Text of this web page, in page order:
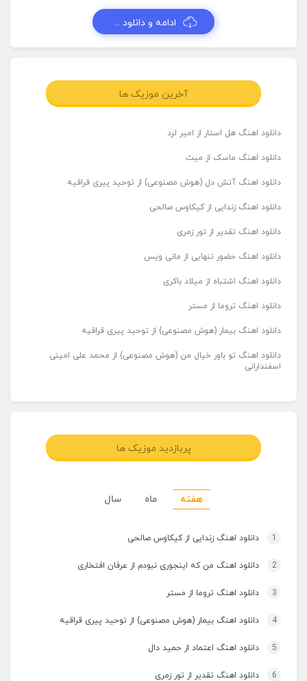
ادامه و دانلود ...
آخرین موزیک ها
دانلود اهنگ هل استار از امیر لرد
دانلود اهنگ ماسک از میث
دانلود اهنگ آتش دل (هوش مصنوعی) از توحید پیری قراقیه
دانلود اهنگ زندایی از کیکاوس صالحی
دانلود اهنگ تقدیر از تور زمری
دانلود اهنگ حضور تنهایی از مانی ویس
دانلود اهنگ اشتباه از میلاد باکری
دانلود اهنگ تروما از مستر
دانلود اهنگ بیمار (هوش مصنوعی) از توحید پیری قراقیه
دانلود اهنگ تو باور خیال من (هوش مصنوعی) از محمد علی امینی
اسفندارانی
پربازدید موزیک ها
هفته ماه سال
1 دانلود اهنگ زندایی از کیکاوس صالحی
2 دانلود اهنگ من که اینجوری نبودم از عرفان افتخاری
3 دانلود اهنگ تروما از مستر
4 دانلود اهنگ بیمار (هوش مصنوعی) از توحید پیری قراقیه
5 دانلود اهنگ اعتماد از حمید دال
6 دانلود اهنگ تقدیر از تور زمری